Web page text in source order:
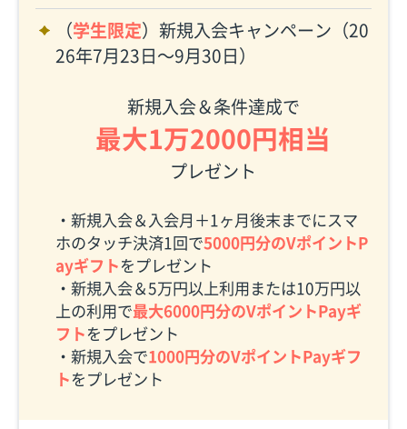
（学生限定）新規入会キャンペーン（20
26年7月23日〜9月30日）
新規入会＆条件達成で
最大1万2000円相当
プレゼント
・新規入会＆入会月＋1ヶ月後末までにスマ
ホのタッチ決済1回で5000円分のVポイントP
ayギフトをプレゼント
・新規入会＆5万円以上利用または10万円以
上の利用で最大6000円分のVポイントPayギ
フトをプレゼント
・新規入会で1000円分のVポイントPayギフ
トをプレゼント